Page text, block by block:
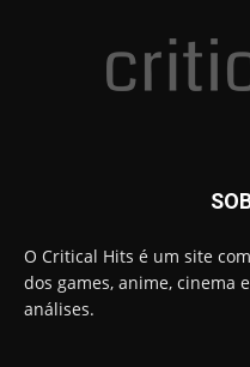
O Critical Hits é um site
dos games, anime, cinema
análises.